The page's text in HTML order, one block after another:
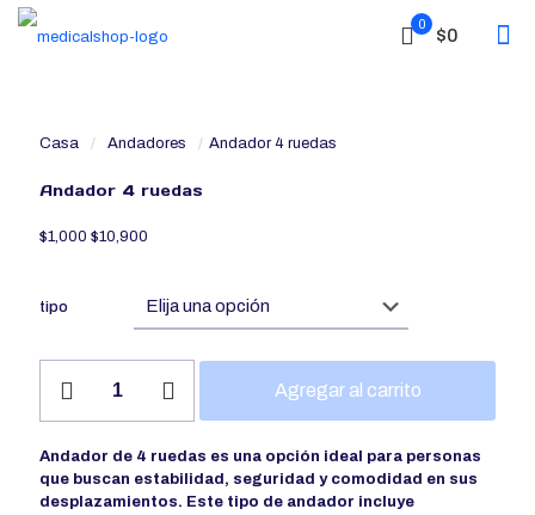
0
$0
Casa / Andadores / Andador 4 ruedas
Andador 4 ruedas
$1,000 $10,900
tipo
Agregar al carrito
Andador de 4 ruedas es una opción ideal para personas
que buscan estabilidad, seguridad y comodidad en sus
desplazamientos. Este tipo de andador incluye